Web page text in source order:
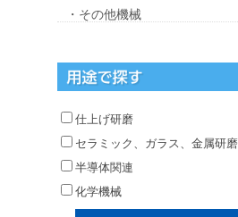
・その他機械
仕上げ研磨
セラミック、ガラス、金属研磨
半導体関連
化学機械